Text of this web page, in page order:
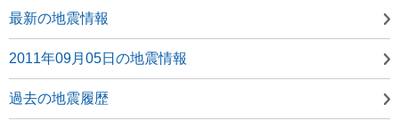
最新の地震情報
2011年09月05日の地震情報
過去の地震履歴